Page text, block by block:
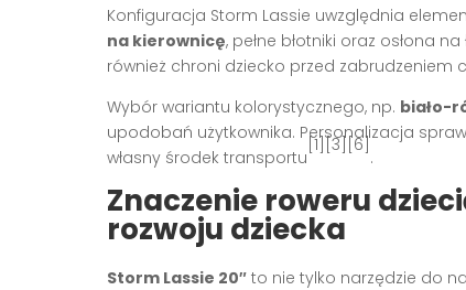
Konfiguracja Storm Lassie uwzględnia
na kierownicę, pełne błotniki oraz osłona
również chroni dziecko przed
Wybór wariantu kolorystycznego, np. biało-
upodobań użytkownika. Personalizacja
własny środek transportu
[1][3][6]
.
Znaczenie roweru
rozwoju dziecka
Storm Lassie 20″ to nie tylko narzędzie do